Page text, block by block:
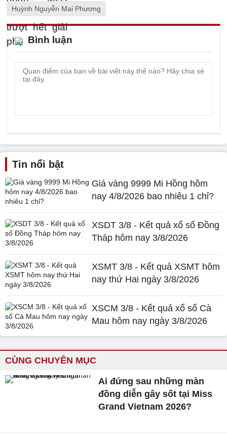
Huỳnh Nguyễn Mai Phương
Bình luận
Tin nổi bật
Giá vàng 9999 Mi Hồng hôm
nay 4/8/2026 bao nhiêu 1 chỉ?
XSDT 3/8 - Kết quả xổ số Đồng
Tháp hôm nay 3/8/2026
XSMT 3/8 - Kết quả XSMT hôm
nay thứ Hai ngày 3/8/2026
XSCM 3/8 - Kết quả xổ số Cà
Mau hôm nay ngày 3/8/2026
CÙNG CHUYÊN MỤC
Ai đứng sau những màn
đồng diễn gây sốt tại Miss
Grand Vietnam 2026?